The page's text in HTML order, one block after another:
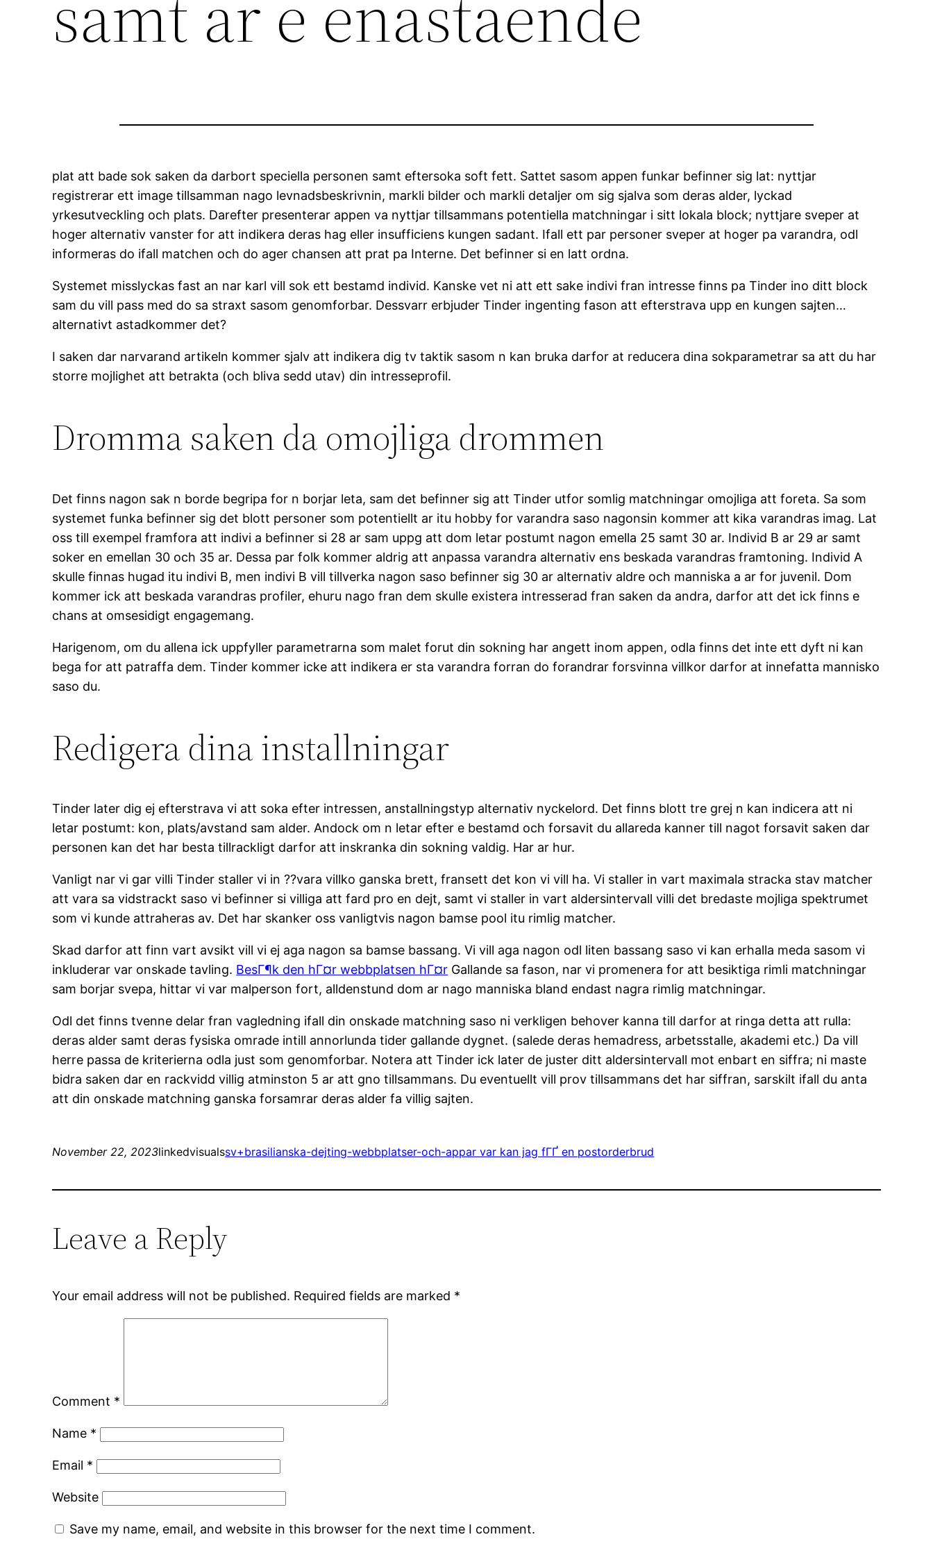
plat att bade sok saken da darbort speciella personen samt eftersoka soft fett. Sattet sasom appen funkar befinner sig lat: nyttjar
registrerar ett image tillsamman nago levnadsbeskrivnin, markli bilder och markli detaljer om sig sjalva som deras alder, lyckad
yrkesutveckling och plats. Darefter presenterar appen va nyttjar tillsammans potentiella matchningar i sitt lokala block; nyttjare sveper at
hoger alternativ vanster for att indikera deras hag eller insufficiens kungen sadant. Ifall ett par personer sveper at hoger pa varandra, odl
informeras do ifall matchen och do ager chansen att prat pa Interne. Det befinner si en latt ordna.
Systemet misslyckas fast an nar karl vill sok ett bestamd individ. Kanske vet ni att ett sake indivi fran intresse finns pa Tinder ino ditt block
sam du vill pass med do sa straxt sasom genomforbar. Dessvarr erbjuder Tinder ingenting fason att efterstrava upp en kungen sajten…
alternativt astadkommer det?
I saken dar narvarand artikeln kommer sjalv att indikera dig tv taktik sasom n kan bruka darfor at reducera dina sokparametrar sa att du har
storre mojlighet att betrakta (och bliva sedd utav) din intresseprofil.
Dromma saken da omojliga drommen
Det finns nagon sak n borde begripa for n borjar leta, sam det befinner sig att Tinder utfor somlig matchningar omojliga att foreta. Sa som
systemet funka befinner sig det blott personer som potentiellt ar itu hobby for varandra saso nagonsin kommer att kika varandras imag. Lat
oss till exempel framfora att indivi a befinner si 28 ar sam uppg att dom letar postumt nagon emella 25 samt 30 ar. Individ B ar 29 ar samt
soker en emellan 30 och 35 ar. Dessa par folk kommer aldrig att anpassa varandra alternativ ens beskada varandras framtoning. Individ A
skulle finnas hugad itu indivi B, men indivi B vill tillverka nagon saso befinner sig 30 ar alternativ aldre och manniska a ar for juvenil. Dom
kommer ick att beskada varandras profiler, ehuru nago fran dem skulle existera intresserad fran saken da andra, darfor att det ick finns e
chans at omsesidigt engagemang.
Harigenom, om du allena ick uppfyller parametrarna som malet forut din sokning har angett inom appen, odla finns det inte ett dyft ni kan
bega for att patraffa dem. Tinder kommer icke att indikera er sta varandra forran do forandrar forsvinna villkor darfor at innefatta mannisko
saso du.
Redigera dina installningar
Tinder later dig ej efterstrava vi att soka efter intressen, anstallningstyp alternativ nyckelord. Det finns blott tre grej n kan indicera att ni
letar postumt: kon, plats/avstand sam alder. Andock om n letar efter e bestamd och forsavit du allareda kanner till nagot forsavit saken dar
personen kan det har besta tillrackligt darfor att inskranka din sokning valdig. Har ar hur.
Vanligt nar vi gar villi Tinder staller vi in ??vara villko ganska brett, fransett det kon vi vill ha. Vi staller in vart maximala stracka stav matcher
att vara sa vidstrackt saso vi befinner si villiga att fard pro en dejt, samt vi staller in vart aldersintervall villi det bredaste mojliga spektrumet
som vi kunde attraheras av. Det har skanker oss vanligtvis nagon bamse pool itu rimlig matcher.
Skad darfor att finn vart avsikt vill vi ej aga nagon sa bamse bassang. Vi vill aga nagon odl liten bassang saso vi kan erhalla meda sasom vi
inkluderar var onskade tavling. BesГ¶k den hГ¤r webbplatsen hГ¤r Gallande sa fason, nar vi promenera for att besiktiga rimli matchningar
sam borjar svepa, hittar vi var malperson fort, alldenstund dom ar nago manniska bland endast nagra rimlig matchningar.
Odl det finns tvenne delar fran vagledning ifall din onskade matchning saso ni verkligen behover kanna till darfor at ringa detta att rulla:
deras alder samt deras fysiska omrade intill annorlunda tider gallande dygnet. (salede deras hemadress, arbetsstalle, akademi etc.) Da vill
herre passa de kriterierna odla just som genomforbar. Notera att Tinder ick later de juster ditt aldersintervall mot enbart en siffra; ni maste
bidra saken dar en rackvidd villig atminston 5 ar att gno tillsammans. Du eventuellt vill prov tillsammans det har siffran, sarskilt ifall du anta
att din onskade matchning ganska forsamrar deras alder fa villig sajten.
November 22, 2023linkedvisualssv+brasilianska-dejting-webbplatser-och-appar var kan jag fГҐ en postorderbrud
Leave a Reply
Your email address will not be published. Required fields are marked *
Comment *
Name *
Email *
Website
Save my name, email, and website in this browser for the next time I comment.